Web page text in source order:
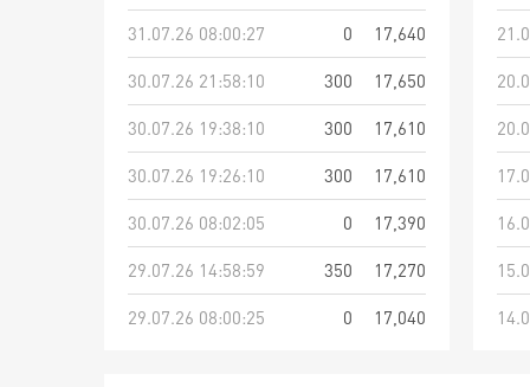
31.07.26 08:00:27
0
17,640
30.07.26 21:58:10
300
17,650
30.07.26 19:38:10
300
17,610
30.07.26 19:26:10
300
17,610
30.07.26 08:02:05
0
17,390
29.07.26 14:58:59
350
17,270
29.07.26 08:00:25
0 17,040